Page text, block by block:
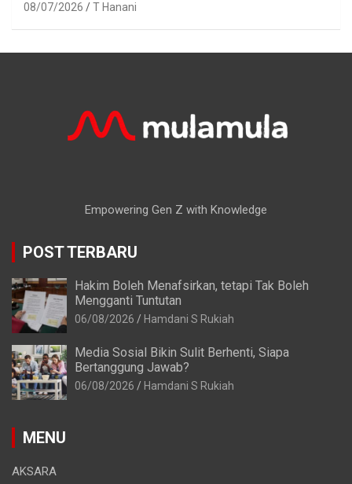
08/07/2026 T Hanani
Empowering Gen Z with Knowledge
POST TERBARU
Hakim Boleh Menafsirkan, tetapi Tak Boleh
Mengganti Tuntutan
06/08/2026 Hamdani S Rukiah
Media Sosial Bikin Sulit Berhenti, Siapa
Bertanggung Jawab?
06/08/2026 Hamdani S Rukiah
MENU
AKSARA